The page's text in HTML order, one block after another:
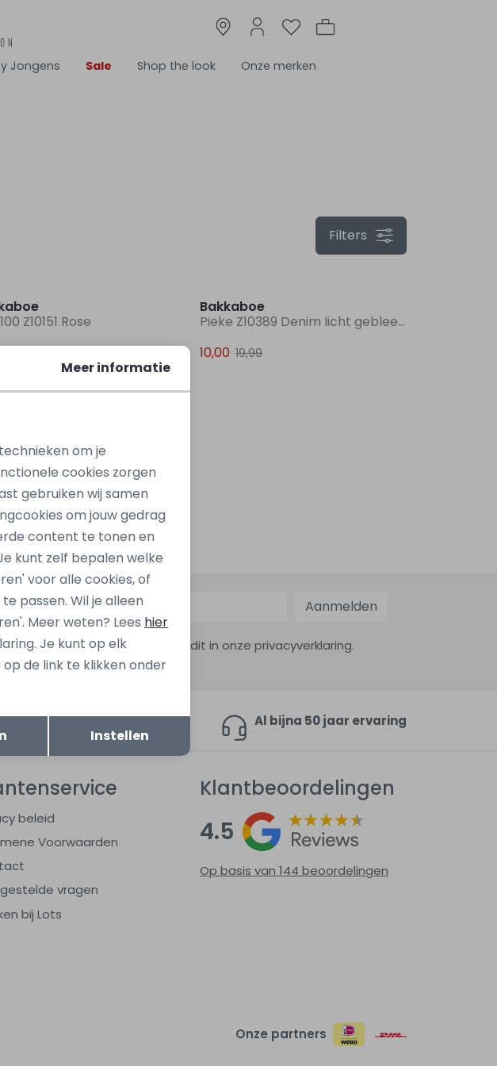
Jongens Sale Shop the look Onze merken
Filters
Z10151 Rose
Bakkaboe
Pieke Z10389 Denim licht gebleekt
10,00 19,99
Aanmelden
met je data omgaan? Bekijk dit in onze privacyverklaring.
Wij scoren een 9,4 Al bijna 50 jaar ervaring
beleid
Voorwaarden
vragen
bij Lots
Klantbeoordelingen
4.5
Op basis van 144 beoordelingen
Onze partners
cookies
Opslaan
Meer informatie
om je
cookies zorgen
gebruiken wij samen
om jouw gedrag
content te tonen en
kunt zelf bepalen welke
voor alle cookies, of
passen. Wil je alleen
Meer weten? Lees hier
Je kunt op elk
de link te klikken onder
Instellen